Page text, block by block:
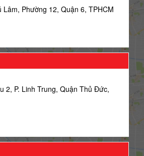
Lâm, Phường 12, Quận 6, TPHCM
2, P. Linh Trung, Quận Thủ Đức,